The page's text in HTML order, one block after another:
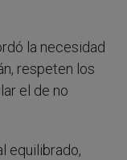
la necesidad
respeten los
el de no
equilibrado,